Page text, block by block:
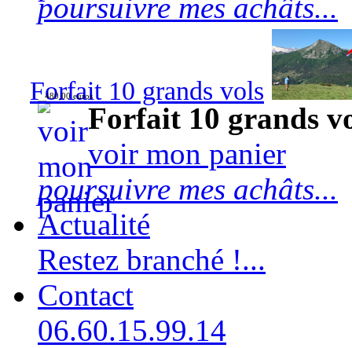
poursuivre mes achâts...
Forfait 10 grands vols
480,00 euros
Forfait 10 grands
voir mon panier
poursuivre mes achâts...
Actualité
Restez branché !...
Contact
06.60.15.99.14